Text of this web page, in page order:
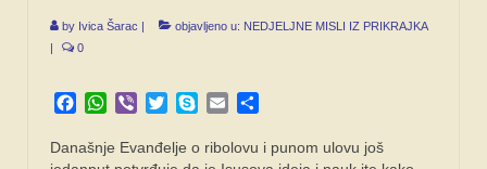
by Ivica Šarac | objavljeno u: NEDJELJNE MISLI IZ PRIKRAJKA
|
0
Facebook
WhatsApp
Viber TwitterSkypeEmail
Današnje Evanđelje o ribolovu i punom ulovu još